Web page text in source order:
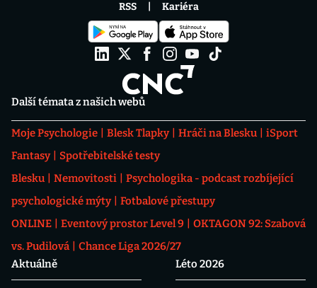
Další témata z našich webů
Moje Psychologie Blesk Tlapky Hráči na Blesku
iSport
Fantasy
Spotřebitelské testy
Blesku
Nemovitosti
Psychologika - podcast rozbíjející
psychologické mýty
Fotbalové přestupy
ONLINE
Eventový prostor Level 9
OKTAGON 92: Szabová
vs. Pudilová
Chance Liga 2026/27
Aktuálně
Léto 2026
RSS Kariéra